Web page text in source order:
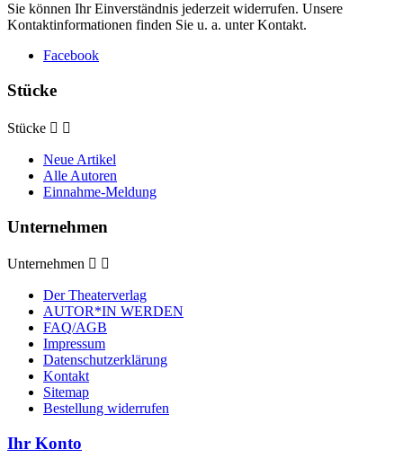
Sie können Ihr Einverständnis jederzeit widerrufen. Unsere
Kontaktinformationen finden Sie u. a. unter Kontakt.
Facebook
Stücke
Stücke  
Neue Artikel
Alle Autoren
Einnahme-Meldung
Unternehmen
Unternehmen  
Der Theaterverlag
AUTOR*IN WERDEN
FAQ/AGB
Impressum
Datenschutzerklärung
Kontakt
Sitemap
Bestellung widerrufen
Ihr Konto